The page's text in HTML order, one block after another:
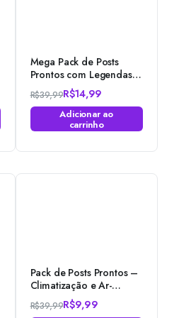
Mega Pack de Posts
Prontos com Legendas
para
Advocacia/Advogados
no Photoshop
R$39,99
O
era:
R$14,99
O
é:
Adicionar ao
carrinho
Pack de Posts Prontos –
Climatização e Ar-
Condicionado no
Photoshop
R$39,99R$9,99